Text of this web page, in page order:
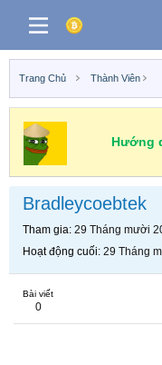
Trang Chủ Thành Viên
Hướng
Bradleycoebtek
Tham gia 29 Tháng mười
Hoạt động cuối 29 Tháng
Bài viết
0